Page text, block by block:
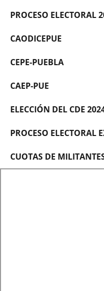
PROCESO ELECTORAL
CAODICEPUE
CEPE-PUEBLA
CAEP-PUE
ELECCIÓN DEL CDE
PROCESO ELECTORAL
CUOTAS DE